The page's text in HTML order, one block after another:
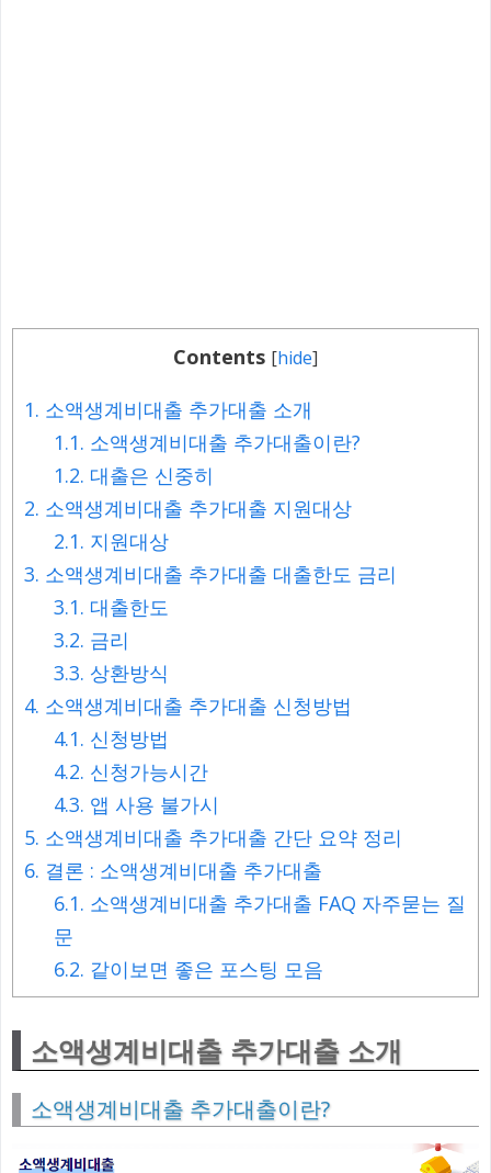
Contents [hide]
1. 소액생계비대출 추가대출 소개
1.1. 소액생계비대출 추가대출이란?
1.2. 대출은 신중히
2. 소액생계비대출 추가대출 지원대상
2.1. 지원대상
3. 소액생계비대출 추가대출 대출한도 금리
3.1. 대출한도
3.2. 금리
3.3. 상환방식
4. 소액생계비대출 추가대출 신청방법
4.1. 신청방법
4.2. 신청가능시간
4.3. 앱 사용 불가시
5. 소액생계비대출 추가대출 간단 요약 정리
6. 결론 : 소액생계비대출 추가대출
6.1. 소액생계비대출 추가대출 FAQ 자주묻는 질
문
6.2. 같이보면 좋은 포스팅 모음
소액생계비대출 추가대출 소개
소액생계비대출 추가대출이란?